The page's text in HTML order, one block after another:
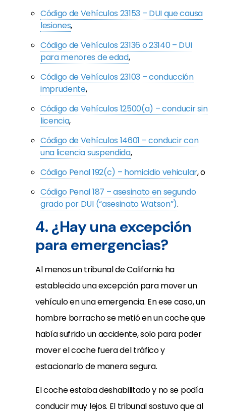
Código de Vehículos 23153 – DUI que causa
lesiones,
Código de Vehículos 23136 o 23140 – DUI
para menores de edad,
Código de Vehículos 23103 – conducción
imprudente,
Código de Vehículos 12500(a) – conducir sin
licencia,
Código de Vehículos 14601 – conducir con
una licencia suspendida,
Código Penal 192(c) – homicidio vehicular, o
Código Penal 187 – asesinato en segundo
grado por DUI (“asesinato Watson”).
4. ¿Hay una excepción
para emergencias?
Al menos un tribunal de California ha
establecido una excepción para mover un
vehículo en una emergencia. En ese caso, un
hombre borracho se metió en un coche que
había sufrido un accidente, solo para poder
mover el coche fuera del tráfico y
estacionarlo de manera segura.
El coche estaba deshabilitado y no se podía
conducir muy lejos. El tribunal sostuvo que al